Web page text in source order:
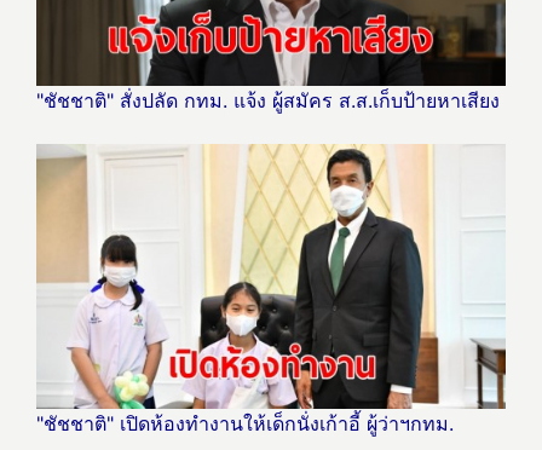
"ชัชชาติ" สั่งปลัด กทม. แจ้ง ผู้สมัคร ส.ส.เก็บป้ายหาเสียง
"ชัชชาติ" เปิดห้องทำงานให้เด็กนั่งเก้าอี้ ผู้ว่าฯกทม.